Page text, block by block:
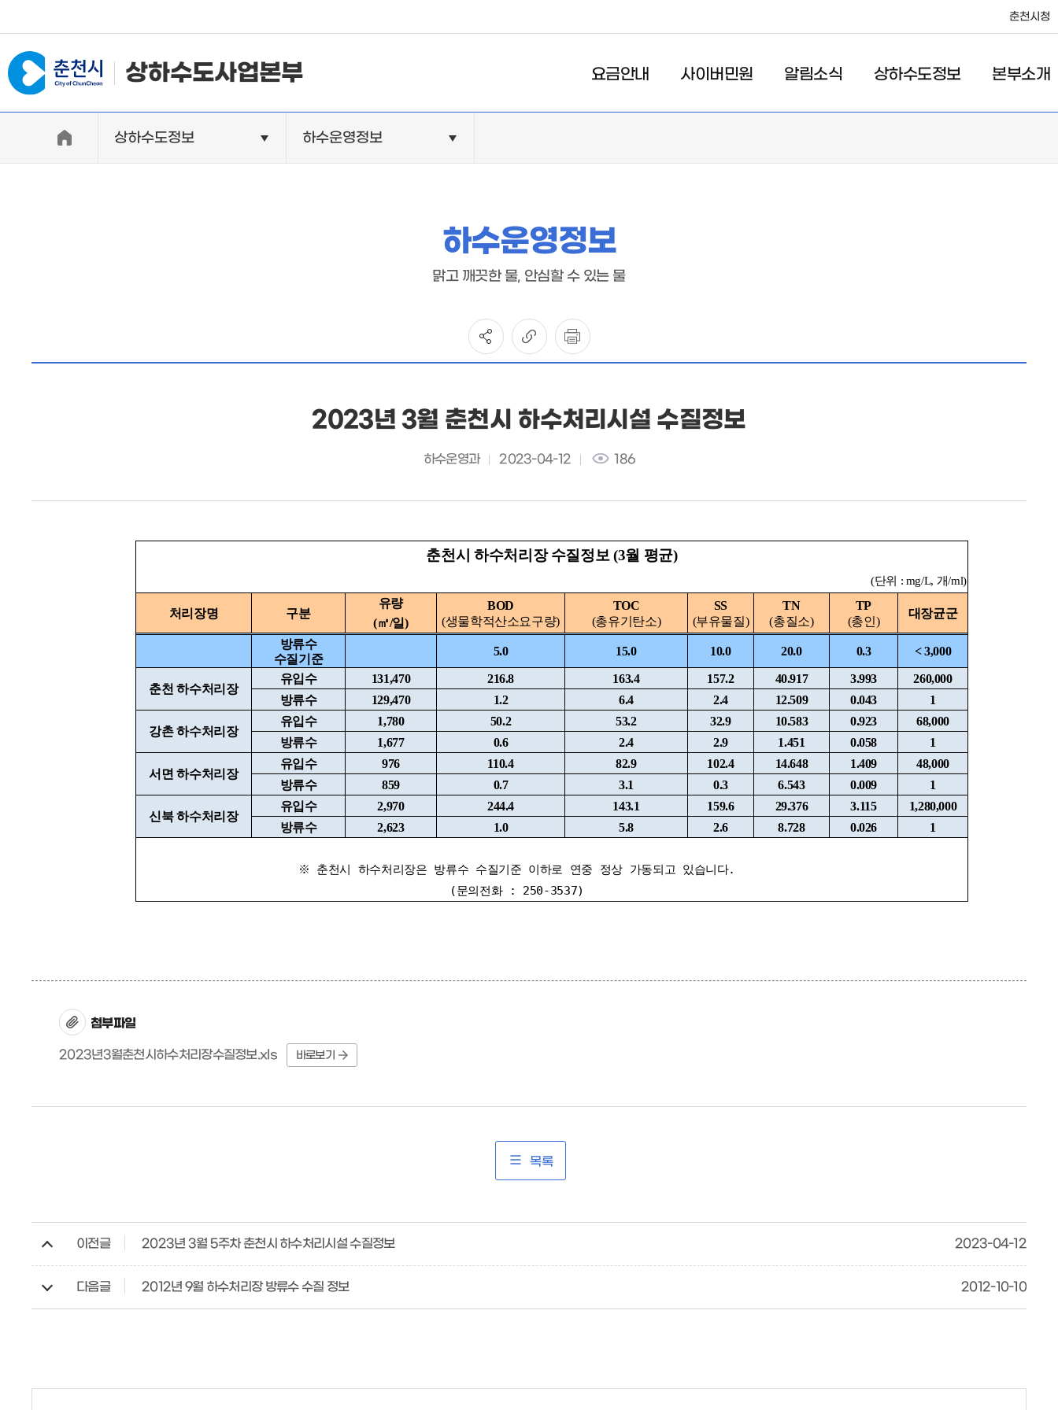
춘천시청
상하수도사업본부 요금안내
요금안내
사이버민원 알림소식
입법예고
관련법규
상하수도정보 본부소개
상하수도정보 하수운영정보
하수운영정보
맑고 깨끗한 물, 안심할 수 있는 물
2023년 3월 춘천시 하수처리시설 수질정보
하수운영과 2023-04-12 186
춘천시 하수처리장 수질정보 (3월 평균)
(단위 : mg/L, 개/ml)
처리장명 구분
유량 BOD TOC SS TN TP
대장균군
(㎥/일) (생물학적산소요구량) (총유기탄소) (부유물질) (총질소)
(총인)
방류수
수질기준
5.0 15.0 10.0 20.0 0.3 < 3,000
춘천 하수처리장
유입수 131,470 216.8 163.4 157.2 40.917 3.993
260,000
방류수
129,470 1.2 6.4 2.4 12.509 0.043 1
강촌 하수처리장
유입수 1,780 50.2 53.2 32.9 10.583 0.923
68,000
방류수
1,677 0.6 2.4 2.9 1.451 0.058 1
서면 하수처리장
유입수 976 110.4 82.9 102.4 14.648 1.409
48,000
방류수
859 0.7 3.1 0.3 6.543 0.009 1
신북 하수처리장
유입수 2,970 244.4 143.1 159.6 29.376 3.115
1,280,000
방류수
2,623 1.0 5.8 2.6 8.728 0.026 1
※ 춘천시 하수처리장은 방류수 수질기준 이하로 연중 정상 가동되고 있습니다.
(문의전화 : 250-3537)
첨부파일
2023년3월춘천시하수처리장수질정보.xls 바로보기
목록
이전글 2023년 3월 5주차 춘천시 하수처리시설 수질정보 2023-04-12
다음글 2012년 9월 하수처리장 방류수 수질 정보 2012-10-10